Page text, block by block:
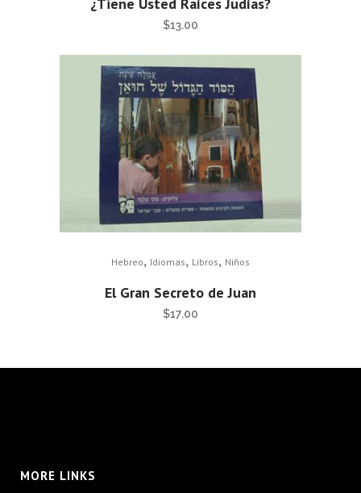
$13.00
Hebreo, Idiomas, Libros, Niños
El Gran Secreto de Juan
$17.00
MORE LINKS